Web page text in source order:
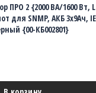
ПРО 2 {2000 ВА/1600 Вт,
для SNMP, АКБ 3х9Ач,
{00-КБ002801}